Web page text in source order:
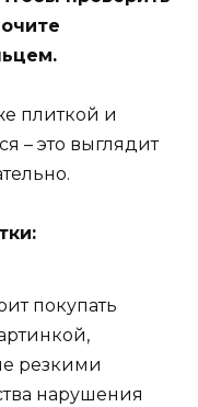
плиткой и
– это выглядит
покупать
резкими
нарушения